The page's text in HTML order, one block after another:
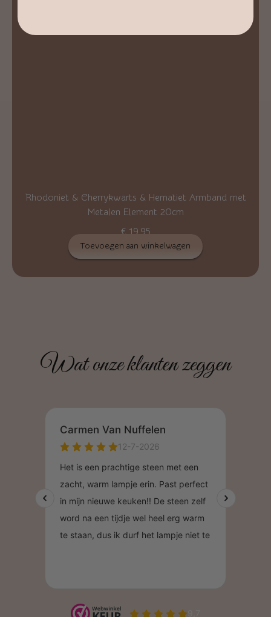
Rhodoniet & Cherrykwarts & Hematiet Armband met
Metalen Element 20cm
€19,95
Toevoegen aan winkelwagen
Wat onze klanten zeggen